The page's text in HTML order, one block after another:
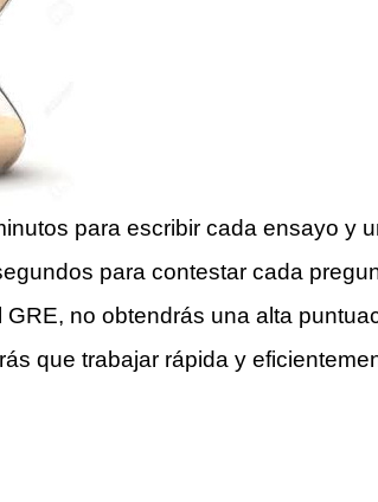
para escribir cada ensayo y
para contestar cada
GRE, no obtendrás una alta
que trabajar rápida y